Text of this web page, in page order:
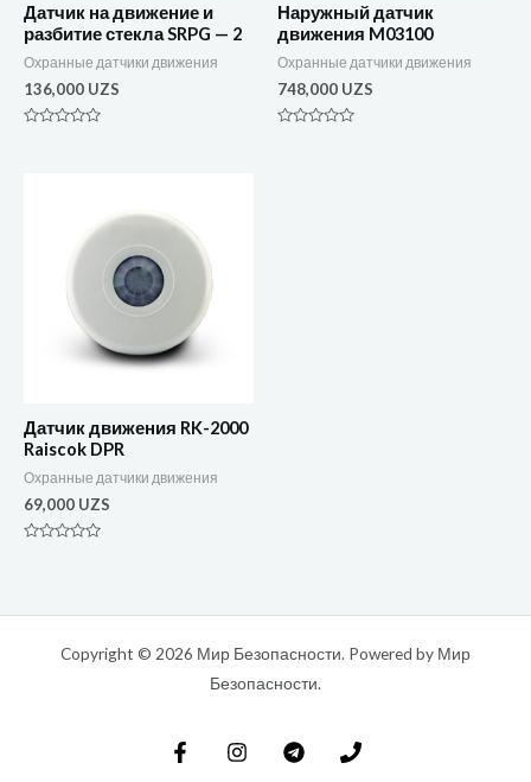
Датчик на движение и
разбитие стекла SRPG — 2
Охранные датчики движения
136,000 UZS
Наружный датчик
движения M03100
Охранные датчики движения
748,000 UZS
Датчик движения RK-2000
Raiscok DPR
Охранные датчики движения
69,000 UZS
Copyright © 2026 Мир Безопасности. Powered by Мир
Безопасности.